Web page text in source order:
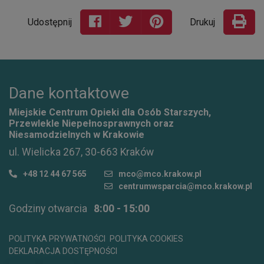
Udostępnij Drukuj
Dane kontaktowe
Miejskie Centrum Opieki dla Osób Starszych,
Przewlekle Niepełnosprawnych oraz
Niesamodzielnych w Krakowie
ul. Wielicka 267, 30-663 Kraków
+48 12 44 67 565
mco@mco.krakow.pl
centrumwsparcia@mco.krakow.pl
Godziny otwarcia 8:00 - 15:00
POLITYKA PRYWATNOŚCI
POLITYKA COOKIES
DEKLARACJA DOSTĘPNOŚCI